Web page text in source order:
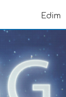
Edim